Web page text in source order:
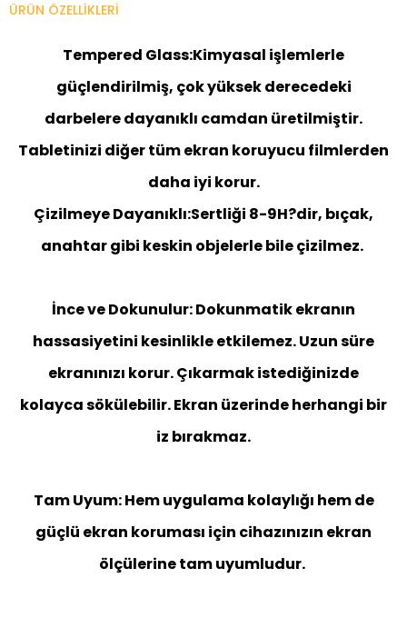
ÜRÜN ÖZELLIKLERI
Tempered Glass:Kimyasal işlemlerle
güçlendirilmiş, çok yüksek derecedeki
darbelere dayanıklı camdan üretilmiştir.
Tabletinizi diğer tüm ekran koruyucu filmlerden
daha iyi korur.
Çizilmeye Dayanıklı:Sertliği 8-9H?dir, bıçak,
anahtar gibi keskin objelerle bile çizilmez.
İnce ve Dokunulur: Dokunmatik ekranın
hassasiyetini kesinlikle etkilemez. Uzun süre
ekranınızı korur. Çıkarmak istediğinizde
kolayca sökülebilir. Ekran üzerinde herhangi bir
iz bırakmaz.
Tam Uyum: Hem uygulama kolaylığı hem de
güçlü ekran koruması için cihazınızın ekran
ölçülerine tam uyumludur.